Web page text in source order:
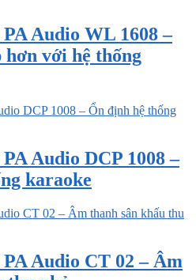
Audio WL 1608 –
hơn với hệ thống
Audio DCP 1008 –
karaoke
Audio CT 02 – Âm